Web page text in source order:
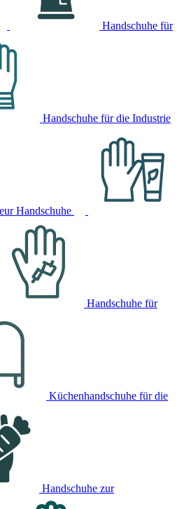
Handschuhe für
Handschuhe für die Industrie
Handschuhe
Handschuhe für
Küchenhandschuhe für die
Handschuhe zur